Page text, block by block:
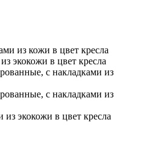
из кожи в цвет кресла
экокожи в цвет кресла
с накладками из
с накладками из
из экокожи в цвет кресла